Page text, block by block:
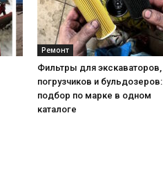
Ремонт
Фильтры для экскаваторов,
погрузчиков и бульдозеров:
подбор по марке в одном
каталоге